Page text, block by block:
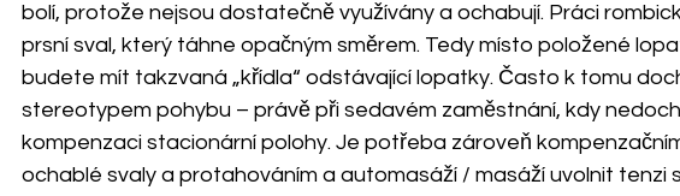
bolí, protože nejsou dostatečně využívány a ochabují. Práci
prsní sval, který táhne opačným směrem. Tedy místo položené
budete mít takzvaná „křídla“ odstávající lopatky. Často k tomu
stereotypem pohybu – právě při sedavém zaměstnání, kdy
kompenzaci stacionární polohy. Je potřeba zároveň
ochablé svaly a protahováním a automasáží / masáží uvolnit tenzi